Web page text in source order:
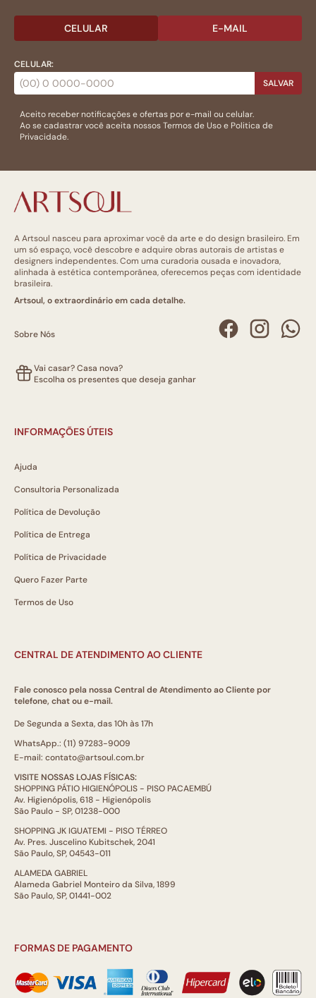
CELULAR E-MAIL
CELULAR:
SALVAR
Aceito receber notificações e ofertas por e-mail ou celular.
Ao se cadastrar você aceita nossosTermos de Usoe Politica de
Privacidade.
A Artsoul nasceu para aproximar você da arte e do design brasileiro. Em
um só espaço, você descobre e adquire obras autorais de artistas e
designers independentes. Com uma curadoria ousada e inovadora,
alinhada à estética contemporânea, oferecemos peças com identidade
brasileira.
Artsoul, o extraordinário em cada detalhe.
Sobre Nós
Vai casar? Casa nova?
Escolha os presentes que deseja ganhar
INFORMAÇÕES ÚTEIS
Ajuda
Consultoria Personalizada
Política de Devolução
Política de Entrega
Política de Privacidade
Quero Fazer Parte
Termos de Uso
CENTRAL DE ATENDIMENTO AO CLIENTE
Fale conosco pela nossa Central de Atendimento ao Cliente por
telefone, chat ou e-mail.
De Segunda a Sexta, das 10h às 17h
WhatsApp.: (11) 97283-9009
E-mail: contato@artsoul.com.br
VISITE NOSSAS LOJAS FÍSICAS:
SHOPPING PÁTIO HIGIENÓPOLIS - PISO PACAEMBÚ
Av. Higienópolis, 618 - Higienópolis
São Paulo - SP, 01238-000
SHOPPING JK IGUATEMI - PISO TÉRREO
Av. Pres. Juscelino Kubitschek, 2041
São Paulo, SP, 04543-011
ALAMEDA GABRIEL
Alameda Gabriel Monteiro da Silva, 1899
São Paulo, SP, 01441-002
FORMAS DE PAGAMENTO